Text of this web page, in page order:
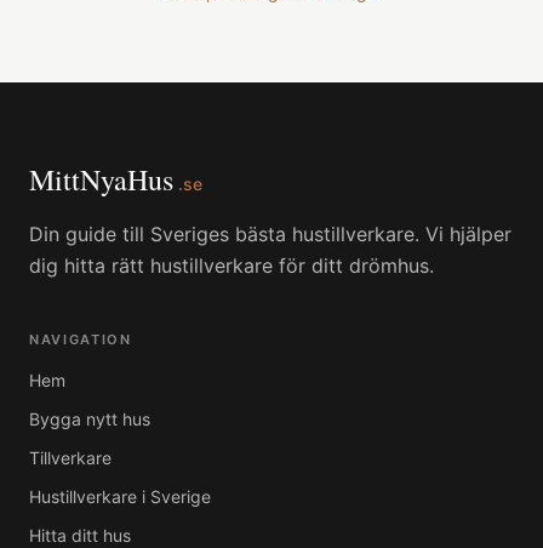
MittNyaHus .se
Din guide till Sveriges bästa hustillverkare. Vi hjälper
dig hitta rätt hustillverkare för ditt drömhus.
NAVIGATION
Hem
Bygga nytt hus
Tillverkare
Hustillverkare i Sverige
Hitta ditt hus